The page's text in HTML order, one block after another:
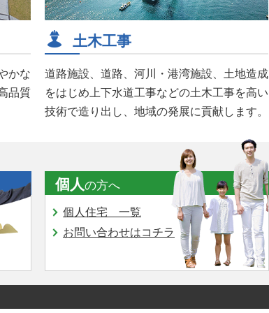
かな
品質
土木工事
道路施設、道路、河川・港湾施設、土地造成
をはじめ上下水道工事などの土木工事を高い
技術で造り出し、地域の発展に貢献します。
個人の方へ
個人住宅 一覧
お問い合わせはコチラ